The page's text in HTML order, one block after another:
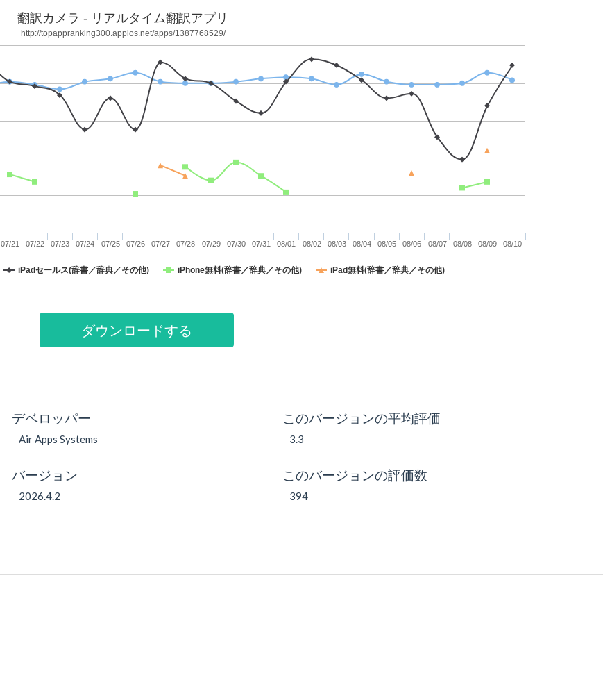
翻訳カメラ - リアルタイム翻訳アプリ
http://topappranking300.appios.net/apps/1387768529/
iPadセールス(辞書／辞典／その他) iPhone無料(辞書／辞典／その他) iPad無料(辞書／辞典／その他)
07/21 07/22 07/23 07/24 07/25 07/26 07/27 07/28 07/29 07/30 07/31 08/01 08/02 08/03 08/04 08/05 08/06 08/07 08/08 08/09 08/10
ダウンロードする
デベロッパー
Air Apps Systems
バージョン
2026.4.2
このバージョンの平均評価
3.3
このバージョンの評価数
394